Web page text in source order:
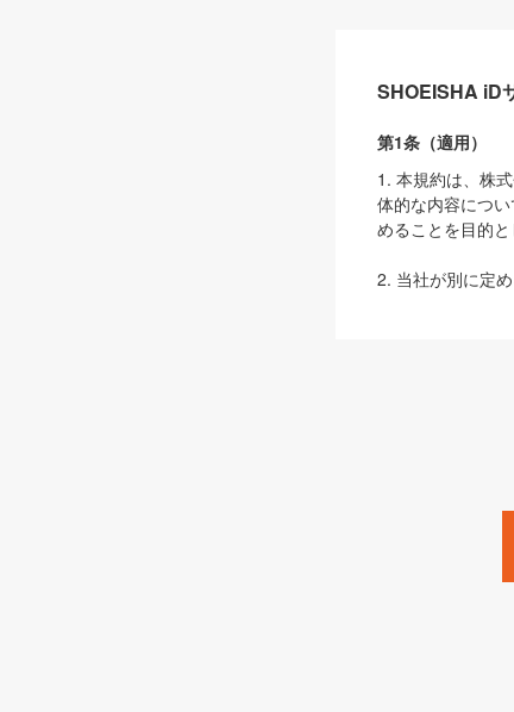
SHOEISHA iD
第1条（適用）
1. 本規約は、株
体的な内容につ
めることを目的
2. 当社が別に定
は、本規約の規
1. 「本サービス
みます）及びこ
「SEBook」「